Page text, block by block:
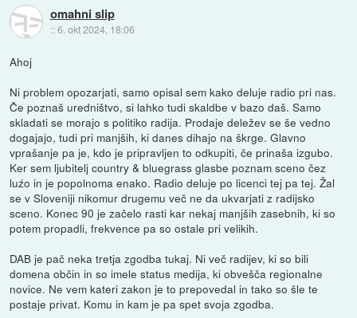
omahni slip
::6. okt 2024, 18:06
Ahoj
Ni problem opozarjati, samo opisal sem kako deluje radio pri nas.
Če poznaš uredništvo, si lahko tudi skaldbe v bazo daš. Samo
skladati se morajo s politiko radija. Prodaje deležev se še vedno
dogajajo, tudi pri manjših, ki danes dihajo na škrge. Glavno
vprašanje pa je, kdo je pripravljen to odkupiti, če prinaša izgubo.
Ker sem ljubitelj country & bluegrass glasbe poznam sceno čez
luźo in je popolnoma enako. Radio deluje po licenci tej pa tej. Žal
se v Sloveniji nikomur drugemu več ne da ukvarjati z radijsko
sceno. Konec 90 je začelo rasti kar nekaj manjših zasebnih, ki so
potem propadli, frekvence pa so ostale pri velikih.
DAB je pač neka tretja zgodba tukaj. Ni več radijev, ki so bili
domena občin in so imele status medija, ki obvešča regionalne
novice. Ne vem kateri zakon je to prepovedal in tako so šle te
postaje privat. Komu in kam je pa spet svoja zgodba.